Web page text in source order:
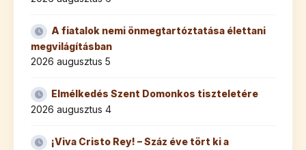
A fiatalok nemi önmegtartóztatása élettani
megvilágításban
2026 augusztus 5
Elmélkedés Szent Domonkos tiszteletére
2026 augusztus 4
¡Viva Cristo Rey! – Száz éve tört ki a